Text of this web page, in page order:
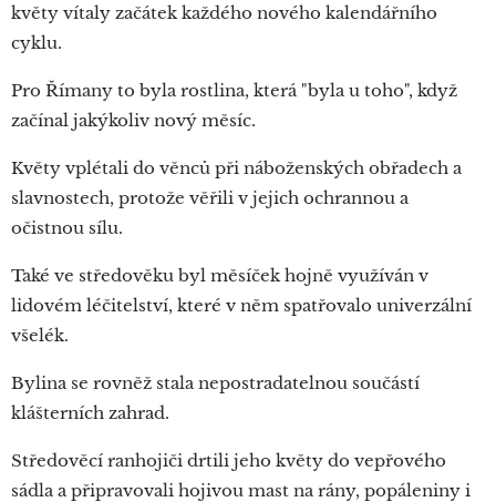
květy vítaly začátek každého nového kalendářního
cyklu.
Pro Římany to byla rostlina, která "byla u toho", když
začínal jakýkoliv nový měsíc.
Květy vplétali do věnců při náboženských obřadech a
slavnostech, protože věřili v jejich ochrannou a
očistnou sílu.
Také ve středověku byl měsíček hojně využíván v
lidovém léčitelství, které v něm spatřovalo univerzální
všelék.
Bylina se rovněž stala nepostradatelnou součástí
klášterních zahrad.
Středověcí ranhojiči drtili jeho květy do vepřového
sádla a připravovali hojivou mast na rány, popáleniny i